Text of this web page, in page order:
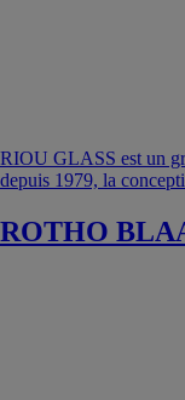
RIOU GLASS est un
depuis 1979, la
ROTHO